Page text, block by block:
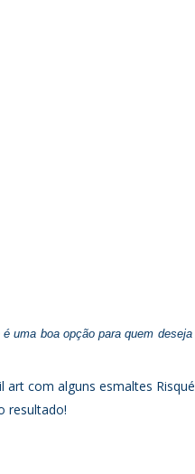
uma boa opção para quem deseja
com alguns esmaltes Risqué
resultado!